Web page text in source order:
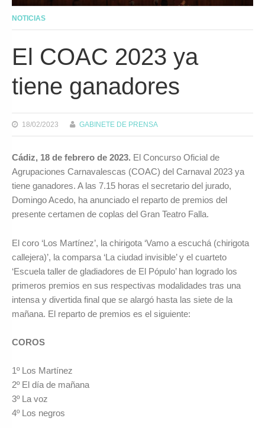
NOTICIAS
El COAC 2023 ya
tiene ganadores
18/02/2023 GABINETE DE PRENSA
Cádiz, 18 de febrero de 2023. El Concurso Oficial de
Agrupaciones Carnavalescas (COAC) del Carnaval 2023 ya
tiene ganadores. A las 7.15 horas el secretario del jurado,
Domingo Acedo, ha anunciado el reparto de premios del
presente certamen de coplas del Gran Teatro Falla.
El coro ‘Los Martínez’, la chirigota ‘Vamo a escuchá (chirigota
callejera)’, la comparsa ‘La ciudad invisible’ y el cuarteto
‘Escuela taller de gladiadores de El Pópulo’ han logrado los
primeros premios en sus respectivas modalidades tras una
intensa y divertida final que se alargó hasta las siete de la
mañana. El reparto de premios es el siguiente:
COROS
1º Los Martínez
2º El día de mañana
3º La voz
4º Los negros